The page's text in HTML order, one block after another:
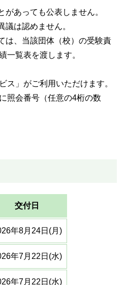
があっても公表しません。
議は認めません。
は、当該団体（校）の受験責
一覧表を渡します。
」がご利用いただけます。
照会番号（任意の4桁の数
交付日
年8月24日(月)
年7月22日(水)
年7月22日(水)